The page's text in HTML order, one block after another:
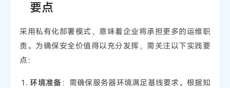
要点
采用私有化部署模式，意味着企业将承担更多的运维职
责。为确保安全价值得以充分发挥，需关注以下实践要
点：
环境准备 ：需确保服务器环境满足基线要求。根据知